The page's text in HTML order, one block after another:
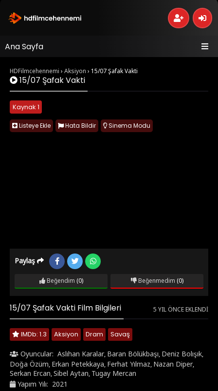
Ana Sayfa
HDFilmcehennemi › Aksiyon › 15/07 Şafak Vakti
15/07 Şafak Vakti
Kaynak 1
Listeye Ekle Hata Bildir Sinema Modu
Paylaş
Beğendim (0) Beğenmedim (0)
15/07 Şafak Vakti Film Bilgileri 5 YIL ÖNCE EKLENDI
IMDb: 1.3 Aksiyon Dram Savaş
Oyuncular: Aslıhan Karalar, Baran Bölükbaşı, Deniz Bolışık,
Doğa Özüm, Erkan Petekkaya, Ferhat Yılmaz, Nazan Diper,
Serkan Ercan,Sibel Aytan, Tugay Mercan
Yapım Yılı: 2021